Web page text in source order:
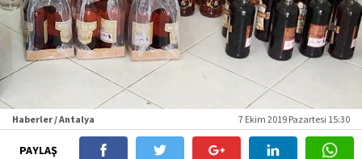
Haberler / Antalya 7 Ekim 2019 Pazartesi 15:30
PAYLAŞ